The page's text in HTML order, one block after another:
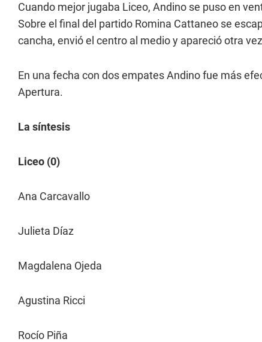
Cuando mejor jugaba Liceo, Andino se puso en
Sobre el final del partido Romina Cattaneo se
cancha, envió el centro al medio y apareció otra
En una fecha con dos empates Andino fue más
Apertura.
La síntesis
Liceo (0)
Ana Carcavallo
Julieta Díaz
Magdalena Ojeda
Agustina Ricci
Rocío Piña